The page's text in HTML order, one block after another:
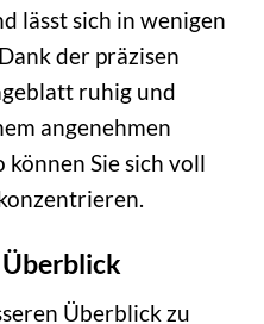
lässt sich in wenigen
der präzisen
ruhig und
angenehmen
Sie sich voll
Überblick
Überblick zu